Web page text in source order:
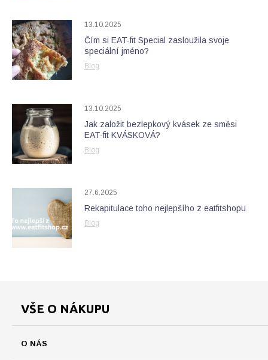
13.10.2025
Čím si EAT-fit Special zasloužila svoje
speciální jméno?
Blog
13.10.2025
Jak založit bezlepkový kvásek ze směsi
EAT-fit KVÁSKOVÁ?
Blog
27.6.2025
Rekapitulace toho nejlepšího z eatfitshopu
Blog
VŠE O NÁKUPU
O NÁS